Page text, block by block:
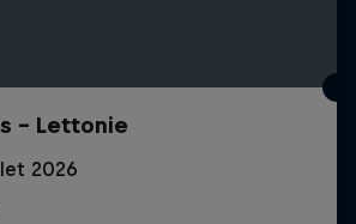
– Lettonie
2026